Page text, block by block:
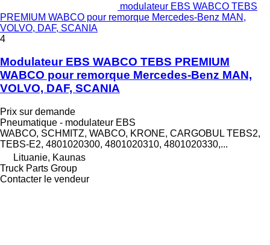
modulateur EBS WABCO TEBS
PREMIUM WABCO pour remorque Mercedes-Benz MAN,
VOLVO, DAF, SCANIA
4
Modulateur EBS WABCO TEBS PREMIUM
WABCO pour remorque Mercedes-Benz MAN,
VOLVO, DAF, SCANIA
Prix sur demande
Pneumatique - modulateur EBS
WABCO, SCHMITZ, WABCO, KRONE, CARGOBUL TEBS2,
TEBS-E2, 4801020300, 4801020310, 4801020330,...
Lituanie, Kaunas
Truck Parts Group
Contacter le vendeur